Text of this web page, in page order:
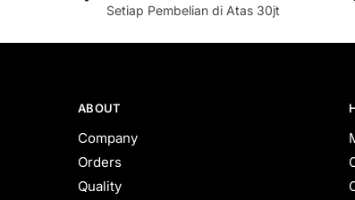
Setiap Pembelian di Atas 30jt
ABOUT
Company
Orders
Quality